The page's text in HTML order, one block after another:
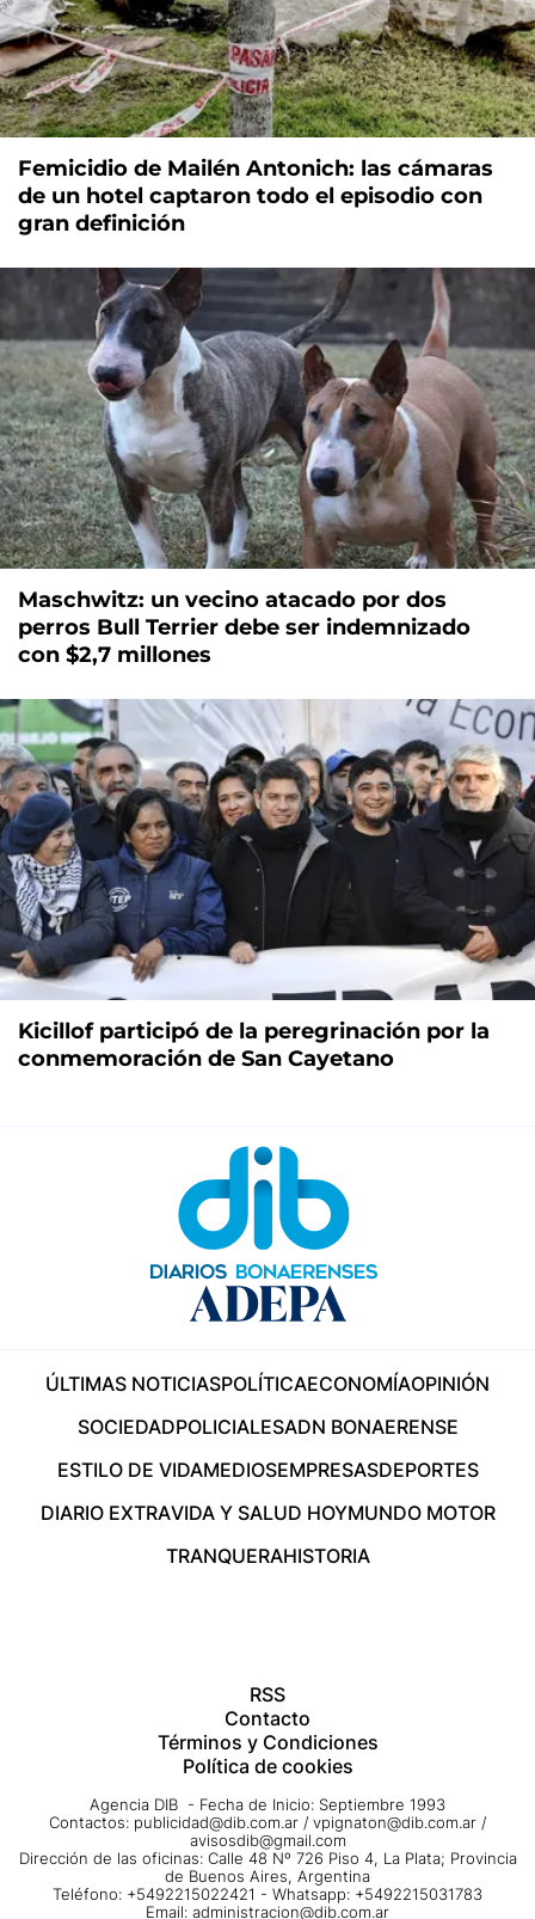
Femicidio de Mailén Antonich: las cámaras
de un hotel captaron todo el episodio con
gran definición
Maschwitz: un vecino atacado por dos
perros Bull Terrier debe ser indemnizado
con $2,7 millones
Kicillof participó de la peregrinación por la
conmemoración de San Cayetano
ÚLTIMAS NOTICIASPOLÍTICAECONOMÍAOPINIÓN
SOCIEDADPOLICIALESADN BONAERENSE
ESTILO DE VIDAMEDIOSEMPRESASDEPORTES
DIARIO EXTRAVIDA Y SALUD HOYMUNDO MOTOR
TRANQUERAHISTORIA
RSS
Contacto
Términos y Condiciones
Política de cookies
Agencia DIB - Fecha de Inicio: Septiembre 1993
Contactos: publicidad@dib.com.ar / vpignaton@dib.com.ar /
avisosdib@gmail.com
Dirección de las oficinas: Calle 48 Nº 726 Piso 4, La Plata; Provincia
de Buenos Aires, Argentina
Teléfono: +5492215022421 - Whatsapp: +5492215031783
Email: administracion@dib.com.ar